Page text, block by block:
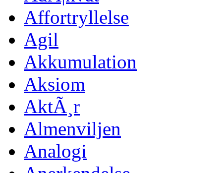
Affortryllelse
Agil
Akkumulation
Aksiom
AktÃ¸r
Almenviljen
Analogi